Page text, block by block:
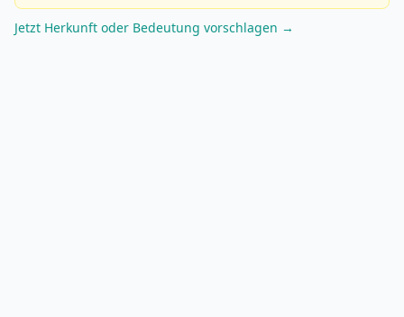
Jetzt Herkunft oder Bedeutung vorschlagen →